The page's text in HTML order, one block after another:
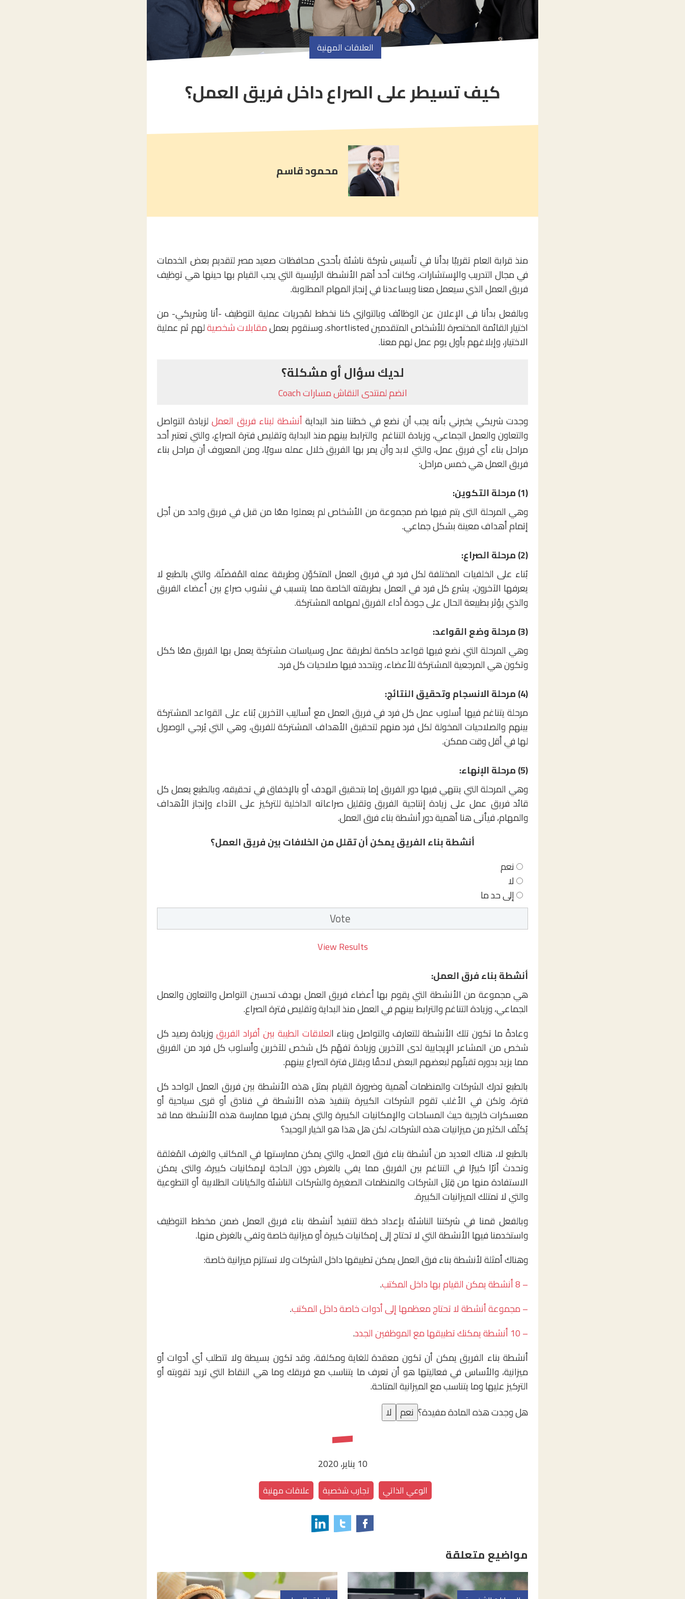
العلاقات المهنية
article
comment
is:
كيف تسيطر على الصراع داخل فريق العمل؟
محمود قاسم
منذ قرابة العام تقريبًا بدأنا في تأسيس شركة ناشئة بأحدى محافظات صعيد مصر لتقديم بعض الخدمات
في مجال التدريب والإستشارات، وكانت أحد أهم الأنشطة الرئيسية التي يجب القيام بها حينها هي توظيف
فريق العمل الذي سيعمل معنا ويساعدنا في إنجاز المهام المطلوبة.
وبالفعل بدأنا فى الإعلان عن الوظائف وبالتوازي كنا نخطط لمُجريات عملية التوظيف -أنا وشريكي- من
اختيار القائمة المختصرة للأشخاص المتقدمين shortlisted، وسنقوم بعمل
مقابلات شخصيةلهم ثم عملية
الاختيار، وإبلاغهم بأول يوم عمل لهم معنا.
لديك سؤال أو مشكلة؟
انضم لمنتدى النقاش مسارات Coach
وجدت شريكي يخبرني بأنه يجب أن نضع في خطتنا منذ البدايةأنشطة لبناء فريق العمل لزيادة التواصل
والتعاون والعمل الجماعي، وزيادة التناغم والترابط بينهم منذ البداية وتقليص فترة الصراع، والتي تعتبر أحد
مراحل بناء أي فريق عمل، والتي لابد وأن يمر بها الفريق خلال عمله سويًا، ومن المعروف أن مراحل بناء
فريق العمل هي خمس مراحل:
(1) مرحلة التكوين:
وهي المرحلة التى يتم فيها ضم مجموعة من الأشخاص لم يعملوا معًا من قبل في فريق واحد من أجل
إتمام أهداف معينة بشكل جماعي.
(2) مرحلة الصراع:
بُناء على الخلفيات المختلفة لكل فرد في فريق العمل المتكوّن وطريقة عمله المُفضلّة، والتي بالطبع لا
يعرفها الآخرون، يشرع كل فرد في العمل بطريقته الخاصة مما يتسبب في نشوب صراع بين أعضاء الفريق
والذي يؤثر بطبيعة الحال على جودة أداء الفريق لمهامه المشتركة.
(3) مرحلة وضع القواعد:
وهي المرحلة التي نضع فيها قواعد حاكمة لطريقة عمل وسياسات مشتركة يعمل بها الفريق معًا ككل
وتكون هي المرجعية المشتركة للأعضاء، ويتحدد فيها صلاحيات كل فرد.
(4) مرحلة الانسجام وتحقيق النتائج:
مرحلة يتناغم فيها أسلوب عمل كل فرد في فريق العمل مع أساليب الآخرين بُناء على القواعد المشتركة
بينهم والصلاحيات المخولة لكل فرد منهم لتحقيق الأهداف المشتركة للفريق، وهي التي يُرجي الوصول
لها في أقل وقت ممكن.
(5) مرحلة الإنهاء:
وهي المرحلة التي ينتهي فيها دور الفريق إما بتحقيق الهدف أو بالإخفاق في تحقيقه، وبالطبع يعمل كل
قائد فريق عمل على زيادة إنتاجية الفريق وتقليل صراعاته الداخلية للتركيز على الآداء وإنجاز الأهداف
والمهام، فيأتى هنا أهمية دور أنشطة بناء فرق العمل.
أنشطة بناء الفريق يمكن أن تقلل من الخلافات بين فريق العمل؟
نعم
لا
إلى حد ما
View Results
أنشطة بناء فرق العمل:
هي مجموعة من الأنشطة التي يقوم بها أعضاء فريق العمل بهدف تحسين التواصل والتعاون والعمل
الجماعي، وزيادة التناغم والترابط بينهم في العمل منذ البداية وتقليص فترة الصراع.
وعادةً ما تكون تلك الأنشطة للتعارف والتواصل وبناء العلاقات الطيبة بين أفراد الفريق وزيادة رصيد كل
شخص من المشاعر الإيجابية لدى الآخرين وزيادة تفهّم كل شخص للآخرين وأسلوب كل فرد من الفريق
مما يزيد بدوره تقبلّهم لبعضهم البعض لاحقًا ويقلل فترة الصراع بينهم.
بالطبع تدرك الشركات والمنظمات أهمية وضرورة القيام بمثل هذه الأنشطة بين فريق العمل الواحد كل
فترة، ولكن في الأغلب تقوم الشركات الكبيرة بتنفيذ هذه الأنشطة في فنادق أو قرى سياحية أو
معسكرات خارجية حيث المساحات والإمكانيات الكبيرة والتي يمكن فيها ممارسة هذه الأنشطة مما قد
يُكلّف الكثير من ميزانيات هذه الشركات، لكن هل هذا هو الخيار الوحيد؟
بالطبع لا، هناك العديد من أنشطة بناء فرق العمل، والتي يمكن ممارستها في المكاتب والغرف المُغلقة
وتحدث أثرًا كبيرًا في التناغم بين الفريق مما يفي بالغرض دون الحاجة لإمكانيات كبيرة، والتى يمكن
الاستفادة منها من قِبَل الشركات والمنظمات الصغيرة والشركات الناشئة والكيانات الطلابية أو التطوعية
والتي لا تمتلك الميزانيات الكبيرة.
وبالفعل قمنا في شركتنا الناشئة بإعداد خطة لتنفيذ أنشطة بناء فريق العمل ضمن مخطط التوظيف
واستخدمنا فيها الأنشطة التي لا تحتاج إلى إمكانيات كبيرة أو ميزانية خاصة وتفي بالغرض منها.
وهناك أمثلة لأنشطة بناء فرق العمل يمكن تطبيقها داخل الشركات ولا تستلزم ميزانية خاصة:
– 8 أنشطة يمكن القيام بها داخل المكتب
.
– مجموعة أنشطة لا تحتاج معظمها إلى أدوات خاصة داخل المكتب.
– 10 أنشطة يمكنك تطبيقها مع الموظفين الجدد
.
أنشطة بناء الفريق يمكن أن تكون معقدة للغاية ومكلفة، وقد تكون بسيطة ولا تتطلب أي أدوات أو
ميزانية، والأساس في فعاليتها هو أن تعرف ما يتناسب مع فريقك وما هي النقاط التي تريد تقويته أو
التركيز عليها وما يتناسب مع الميزانية المتاحة.
هل وجدت هذه المادة مفيدة؟ نعم لا
10 يناير، 2020
الوعي الذاتي تجارب شخصية علاقات مهنية
مواضيع متعلقة